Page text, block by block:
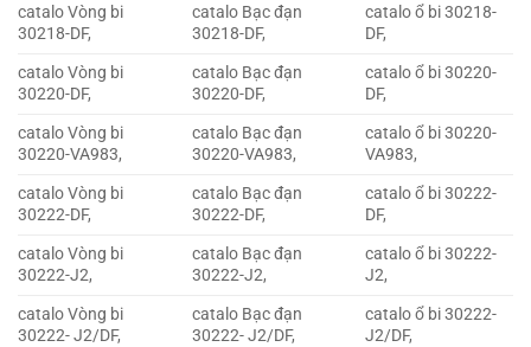
catalo Vòng bi
30218-DF,
catalo Bạc đạn
30218-DF,
catalo ổ bi 30218-
DF,
catalo Vòng bi
30220-DF,
catalo Bạc đạn
30220-DF,
catalo ổ bi 30220-
DF,
catalo Vòng bi
30220-VA983,
catalo Bạc đạn
30220-VA983,
catalo ổ bi 30220-
VA983,
catalo Vòng bi
30222-DF,
catalo Bạc đạn
30222-DF,
catalo ổ bi 30222-
DF,
catalo Vòng bi
30222-J2,
catalo Bạc đạn
30222-J2,
catalo ổ bi 30222-
J2,
catalo Vòng bi
30222- J2/DF,
catalo Bạc đạn
30222- J2/DF,
catalo ổ bi 30222-
J2/DF,